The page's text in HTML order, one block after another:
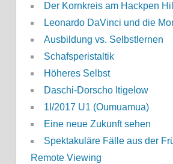
Der Kornkreis am Hackpen Hill
Leonardo DaVinci und die
Ausbildung vs. Selbstlernen
Schafsperistaltik
Höheres Selbst
Daschi-Dorscho Itigelow
1I/2017 U1 (Oumuamua)
Eine neue Zukunft sehen
Spektakuläre Fälle aus der
Remote Viewing